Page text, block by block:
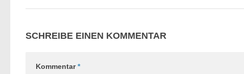
SCHREIBE EINEN KOMMENTAR
Kommentar*